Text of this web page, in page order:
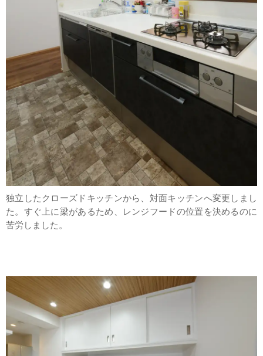
独立したクローズドキッチンから、対面キッチンへ変更しまし
た。すぐ上に梁があるため、レンジフードの位置を決めるのに
苦労しました。